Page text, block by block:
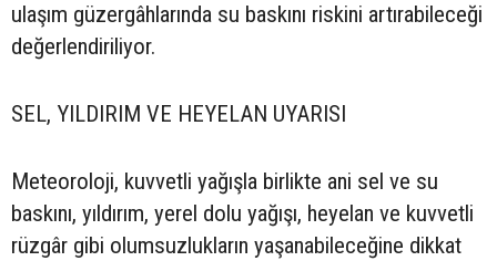
ulaşım güzergâhlarında su baskını riskini artırabileceği
değerlendiriliyor.
SEL, YILDIRIM VE HEYELAN UYARISI
Meteoroloji, kuvvetli yağışla birlikte ani sel ve su
baskını, yıldırım, yerel dolu yağışı, heyelan ve kuvvetli
rüzgâr gibi olumsuzlukların yaşanabileceğine dikkat